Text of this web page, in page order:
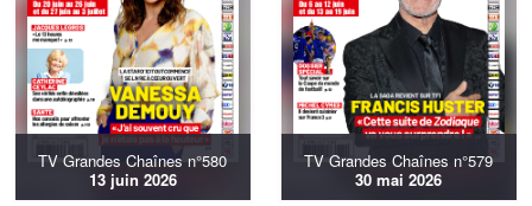
TV Grandes Chaînes n°580
13 juin 2026
TV Grandes Chaînes n°579
30 mai 2026